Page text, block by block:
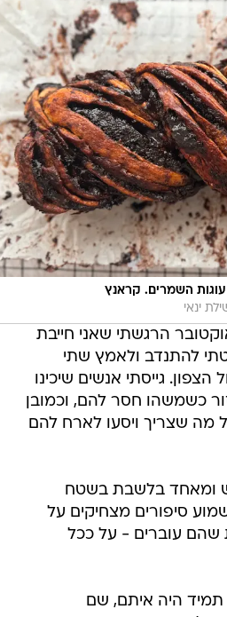
השמרים. קראנץ
ינאי
הרגשתי שאני חייבת
להתנדב ולאמץ שתי
גייסתי אנשים שיכינו
כשמשהו חסר להם, וכמובן
מה שצריך ויסעו לארח להם
ומאחד בלשבת בשטח
סיפורים מצחיקים על
שהם עוברים - על ככל
תמיד היה איתם, שם